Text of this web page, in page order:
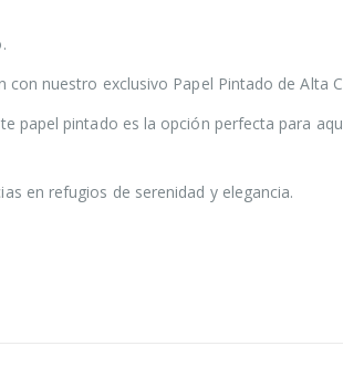
nuestro exclusivo Papel Pintado de Alta
papel pintado es la opción perfecta para
en refugios de serenidad y elegancia.